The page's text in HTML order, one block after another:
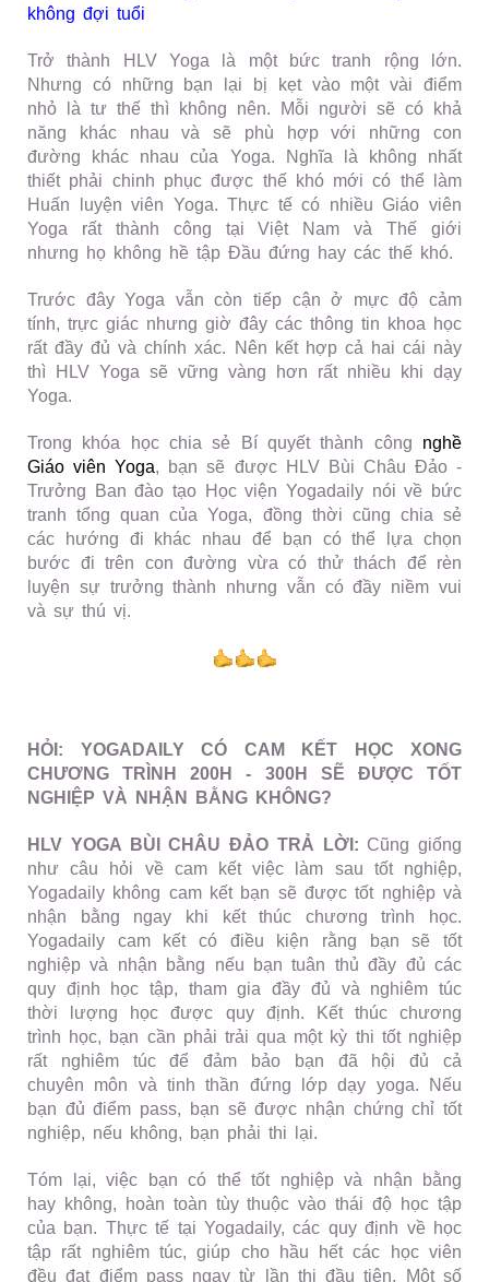
không đợi tuổi
Trở thành HLV Yoga là một bức tranh rộng lớn.
Nhưng có những bạn lại bị kẹt vào một vài điểm
nhỏ là tư thế thì không nên. Mỗi người sẽ có khả
năng khác nhau và sẽ phù hợp với những con
đường khác nhau của Yoga. Nghĩa là không nhất
thiết phải chinh phục được thế khó mới có thể làm
Huấn luyện viên Yoga. Thực tế có nhiều Giáo viên
Yoga rất thành công tại Việt Nam và Thế giới
nhưng họ không hề tập Đầu đứng hay các thế khó.
Trước đây Yoga vẫn còn tiếp cận ở mực độ cảm
tính, trực giác nhưng giờ đây các thông tin khoa học
rất đầy đủ và chính xác. Nên kết hợp cả hai cái này
thì HLV Yoga sẽ vững vàng hơn rất nhiều khi dạy
Yoga.
Trong khóa học chia sẻ Bí quyết thành công
nghề
Giáo viên Yoga, bạn sẽ được HLV Bùi Châu Đảo -
Trưởng Ban đào tạo Học viện Yogadaily nói về bức
tranh tổng quan của Yoga, đồng thời cũng chia sẻ
các hướng đi khác nhau để bạn có thể lựa chọn
bước đi trên con đường vừa có thử thách để rèn
luyện sự trưởng thành nhưng vẫn có đầy niềm vui
và sự thú vị.
HỎI: YOGADAILY CÓ CAM KẾT HỌC XONG
CHƯƠNG TRÌNH 200H - 300H SẼ ĐƯỢC TỐT
NGHIỆP VÀ NHẬN BẰNG KHÔNG?
HLV YOGA BÙI CHÂU ĐẢO TRẢ LỜI: Cũng giống
như câu hỏi về cam kết việc làm sau tốt nghiệp,
Yogadaily không cam kết bạn sẽ được tốt nghiệp và
nhận bằng ngay khi kết thúc chương trình học.
Yogadaily cam kết có điều kiện rằng bạn sẽ tốt
nghiệp và nhận bằng nếu bạn tuân thủ đầy đủ các
quy định học tập, tham gia đầy đủ và nghiêm túc
thời lượng học được quy định. Kết thúc chương
trình học, bạn cần phải trải qua một kỳ thi tốt nghiệp
rất nghiêm túc để đảm bảo bạn đã hội đủ cả
chuyên môn và tinh thần đứng lớp dạy yoga. Nếu
bạn đủ điểm pass, bạn sẽ được nhận chứng chỉ tốt
nghiệp, nếu không, bạn phải thi lại.
Tóm lại, việc bạn có thể tốt nghiệp và nhận bằng
hay không, hoàn toàn tùy thuộc vào thái độ học tập
của bạn. Thực tế tại Yogadaily, các quy định về học
tập rất nghiêm túc, giúp cho hầu hết các học viên
đều đạt điểm pass ngay từ lần thi đầu tiên. Một số